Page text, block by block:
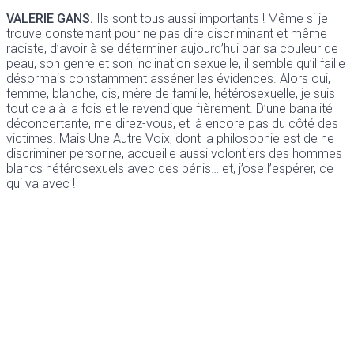
VALERIE GANS. Ils sont tous aussi importants ! Même si je
trouve consternant pour ne pas dire discriminant et même
raciste, d’avoir à se déterminer aujourd’hui par sa couleur de
peau, son genre et son inclination sexuelle, il semble qu’il faille
désormais constamment asséner les évidences. Alors oui,
femme, blanche, cis, mère de famille, hétérosexuelle, je suis
tout cela à la fois et le revendique fièrement. D’une banalité
déconcertante, me direz-vous, et là encore pas du côté des
victimes. Mais Une Autre Voix, dont la philosophie est de ne
discriminer personne, accueille aussi volontiers des hommes
blancs hétérosexuels avec des pénis… et, j’ose l’espérer, ce
qui va avec !